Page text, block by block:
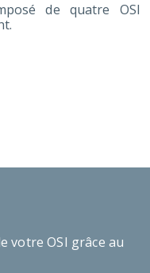
de quatre OSI
votre OSI grâce au